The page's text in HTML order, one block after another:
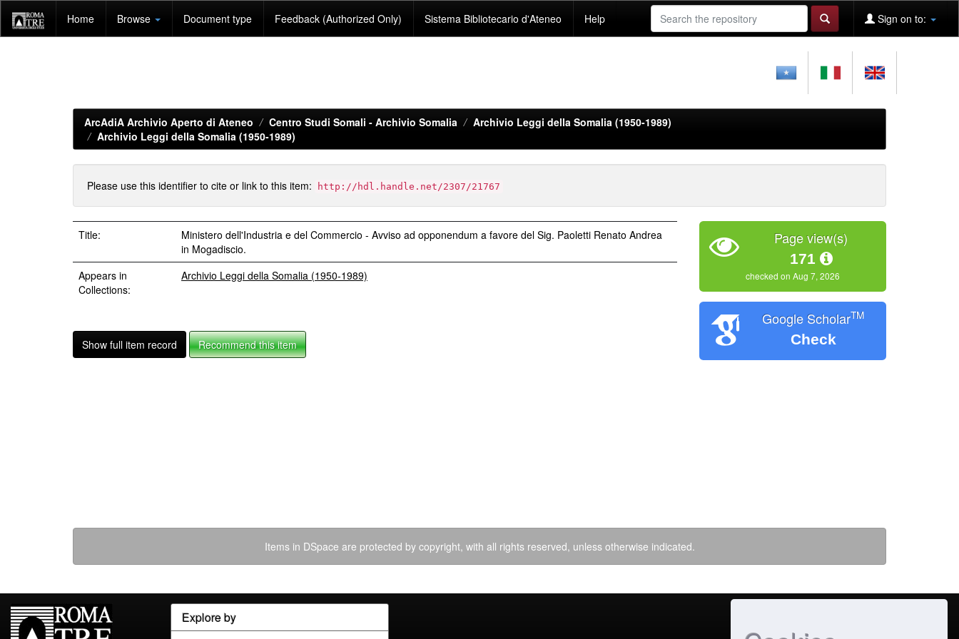
navigation
Home Browse Document type Feedback (Authorized Only) Sistema Bibliotecario d'Ateneo Help Sign on to:
ArcAdiA Archivio Aperto di Ateneo Centro Studi Somali - Archivio Somalia
Archivio Leggi della Somalia (1950-1989)
Archivio Leggi della Somalia (1950-1989)
Please use this identifier to cite or link to this item: http://hdl.handle.net/2307/21767
Title:
Ministero dell'Industria e del Commercio - Avviso ad opponendum a favore del Sig. Paoletti Renato Andrea
in Mogadiscio.
Appears in
Collections:
Archivio Leggi della Somalia (1950-1989)
Show full item record Recommend this item
Page view(s)
171
checked on Aug 7, 2026
Google ScholarTM
Check
Items in DSpace are protected by copyright, with all rights reserved, unless otherwise indicated.
Explore by